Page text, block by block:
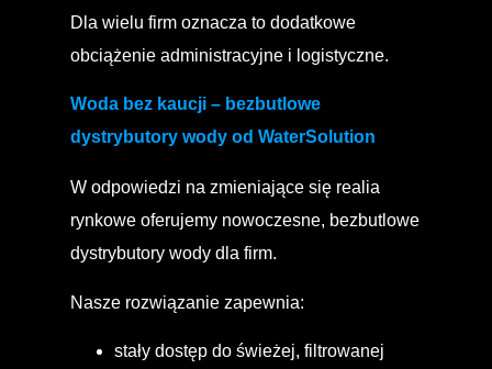
Dla wielu firm oznacza to dodatkowe
obciążenie administracyjne i logistyczne.
Woda bez kaucji – bezbutlowe
dystrybutory wody od WaterSolution
W odpowiedzi na zmieniające się realia
rynkowe oferujemy nowoczesne, bezbutlowe
dystrybutory wody dla firm.
Nasze rozwiązanie zapewnia:
stały dostęp do świeżej, filtrowanej